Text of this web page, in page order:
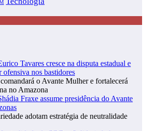
Tavares cresce na disputa estadual e
ofensiva nos bastidores
Fraxe assume presidência do Avante